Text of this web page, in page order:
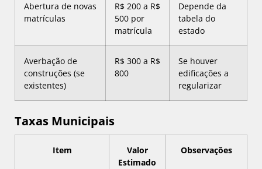
Abertura de novas
matrículas
R$ 200 a R$
500 por
matrícula
Depende da
tabela do
estado
Averbação de
construções (se
existentes)
R$ 300 a R$
800
Se houver
edificações a
regularizar
Taxas Municipais
Item
Valor
Estimado
Observações